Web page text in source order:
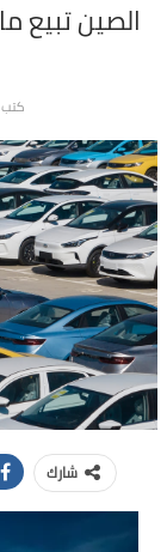
كتب
شارك